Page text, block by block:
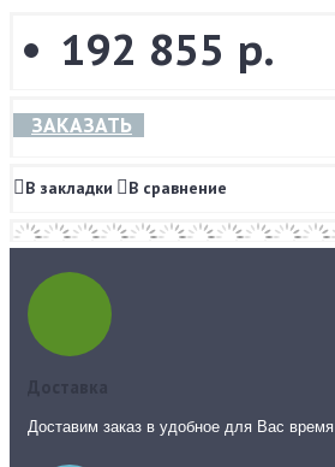
192 855 р.
ЗАКАЗАТЬ
В закладки В сравнение
Доставим заказ в удобное для Вас время